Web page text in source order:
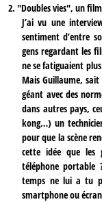
2. "Doubles vies", un
J’ai vu une
sentiment d’entre
gens regardant les
ne se fatiguaient
Mais Guillaume, sait
géant avec des
dans autres pays,
kong…) un
pour que la scène
cette idée que les
téléphone portable
temps ne lui a tu
smartphone ou